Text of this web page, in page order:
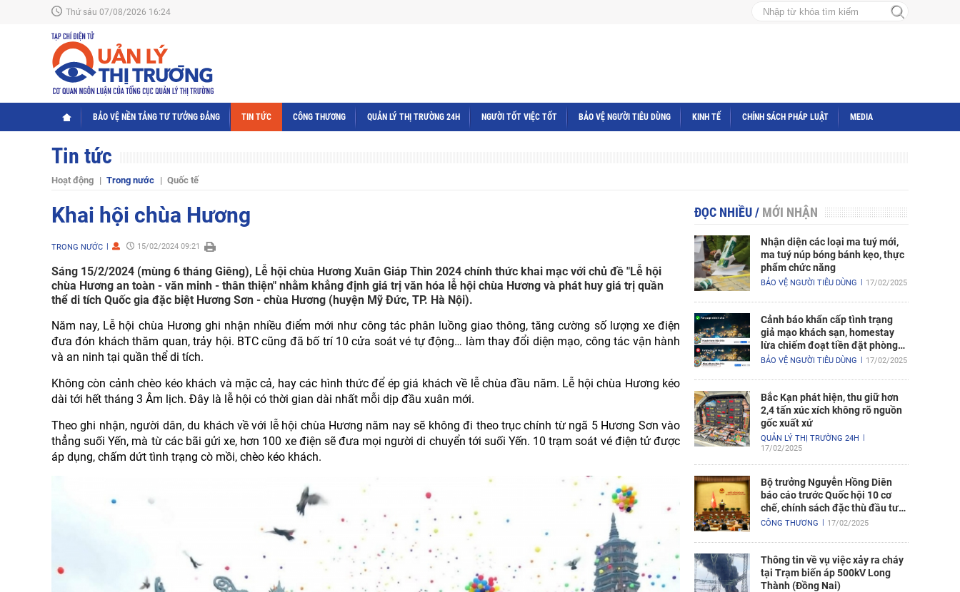
Thứ sáu 07/08/2026 16:24
BẢO VỆ NỀN TẢNG TƯ TƯỞNG ĐẢNG TIN TỨC CÔNG THƯƠNG QUẢN LÝ THỊ TRƯỜNG 24H NGƯỜI TỐT VIỆC TỐT BẢO VỆ NGƯỜI TIÊU DÙNG KINH TẾ CHÍNH SÁCH PHÁP LUẬT MEDIA
Tin tức
Hoạt động Trong nước Quốc tế
Khai hội chùa Hương
TRONG NƯỚC 15/02/2024 09:21
Sáng 15/2/2024 (mùng 6 tháng Giêng), Lễ hội chùa Hương Xuân Giáp Thìn 2024 chính thức khai mạc với chủ đề "Lễ hội
chùa Hương an toàn - văn minh - thân thiện" nhằm khẳng định giá trị văn hóa lễ hội chùa Hương và phát huy giá trị quần
thể di tích Quốc gia đặc biệt Hương Sơn - chùa Hương (huyện Mỹ Đức, TP. Hà Nội).
Năm nay, Lễ hội chùa Hương ghi nhận nhiều điểm mới như công tác phân luồng giao thông, tăng cường số lượng xe điện
đưa đón khách thăm quan, trảy hội. BTC cũng đã bố trí 10 cửa soát vé tự động… làm thay đổi diện mạo, công tác vận hành
và an ninh tại quần thể di tích.
Không còn cảnh chèo kéo khách và mặc cả, hay các hình thức để ép giá khách về lễ chùa đầu năm. Lễ hội chùa Hương kéo
dài tới hết tháng 3 Âm lịch. Đây là lễ hội có thời gian dài nhất mỗi dịp đầu xuân mới.
Theo ghi nhận, người dân, du khách về với lễ hội chùa Hương năm nay sẽ không đi theo trục chính từ ngã 5 Hương Sơn vào
thẳng suối Yến, mà từ các bãi gửi xe, hơn 100 xe điện sẽ đưa mọi người di chuyển tới suối Yến. 10 trạm soát vé điện tử được
áp dụng, chấm dứt tình trạng cò mồi, chèo kéo khách.
ĐỌC NHIỀU/ MỚI NHẬN
Nhận diện các loại ma tuý mới,
ma tuý núp bóng bánh kẹo, thực
phẩm chức năng
BẢO VỆ NGƯỜI TIÊU DÙNG 17/02/2025
Cảnh báo khẩn cấp tình trạng
giả mạo khách sạn, homestay
lừa chiếm đoạt tiền đặt phòng
nghỉ
BẢO VỆ NGƯỜI TIÊU DÙNG 17/02/2025
Bắc Kạn phát hiện, thu giữ hơn
2,4 tấn xúc xích không rõ nguồn
gốc xuất xứ
QUẢN LÝ THỊ TRƯỜNG 24H
17/02/2025
Bộ trưởng Nguyễn Hồng Diên
báo cáo trước Quốc hội 10 cơ
chế, chính sách đặc thù đầu tư
xây dựng Dự án điện hạt nhân
CÔNG THƯƠNG 17/02/2025
Thông tin về vụ việc xảy ra cháy
tại Trạm biến áp 500kV Long
Thành (Đồng Nai)